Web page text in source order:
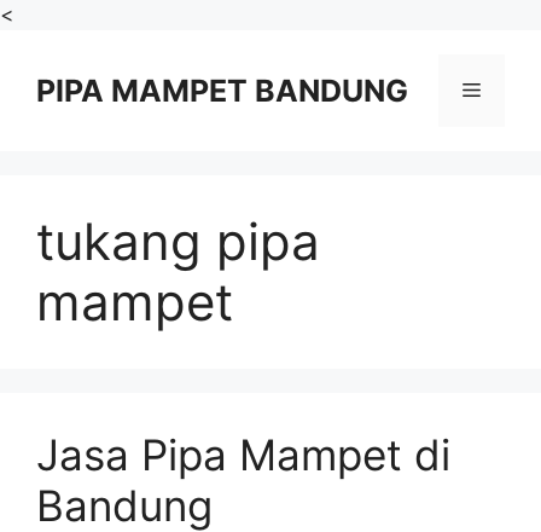
<
content
PIPA MAMPET BANDUNG Menu
tukang pipa
mampet
Jasa Pipa Mampet di
Bandung